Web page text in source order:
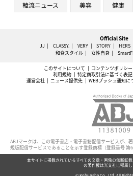
韓流ニュース 美容 健康
Official Site
JJ CLASSY. VERY STORY HERS
和食スタイル
女性自身
このサイトについて コンテンツポリシー
利用規約
特定商取引法に基づく表記
運営会社
ニュース提供先 WEBプッシュ通知に
ABJマークは、この電子書店・電子書籍配信サービスが、
規版配信サービスであることを示す登録商標（登録番号 第
本サイトに掲載されているすべての文章・画像の無断転
の著作権は光文社に帰属し